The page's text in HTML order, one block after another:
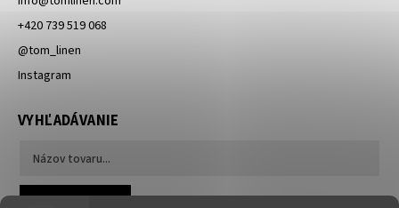
+420 739 519 068
@tom_linen
Instagram
VYHĽADÁVANIE